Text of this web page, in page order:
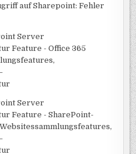
auf Sharepoint: Fehler
Server
Feature - Office 365
Server
Feature - SharePoint-
Websitessammlungsfeatures,